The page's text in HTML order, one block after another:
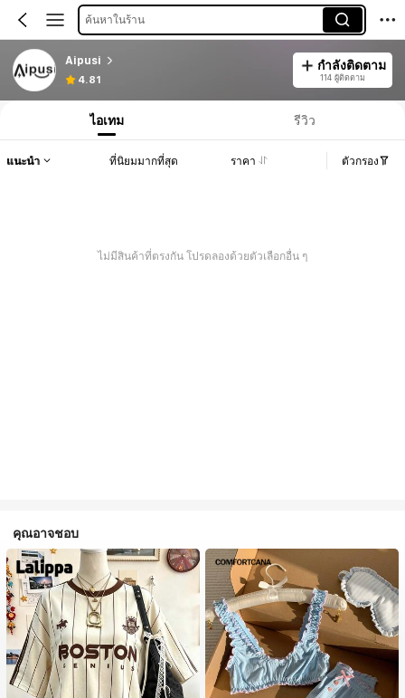
ค้นหาในร้าน
Aipusi
4.81
กำลังติดตาม
114 ผู้ติดตาม
ไอเทม รีวิว
แนะนำ ที่นิยมมากที่สุด ราคา ตัวกรอง
ไม่มีสินค้าที่ตรงกัน โปรดลองด้วยตัวเลือกอื่น ๆ
คุณอาจชอบ